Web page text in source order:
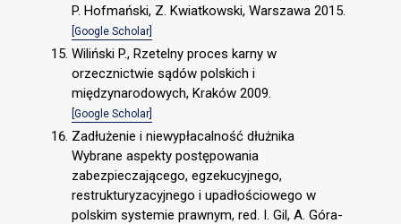
P. Hofmański, Z. Kwiatkowski, Warszawa 2015.
[Google Scholar]
Wiliński P., Rzetelny proces karny w
orzecznictwie sądów polskich i
międzynarodowych, Kraków 2009.
[Google Scholar]
Zadłużenie i niewypłacalność dłużnika
Wybrane aspekty postępowania
zabezpieczającego, egzekucyjnego,
restrukturyzacyjnego i upadłościowego w
polskim systemie prawnym, red. I. Gil, A. Góra-